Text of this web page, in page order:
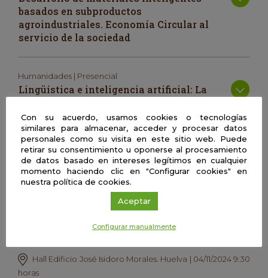
basados en subproductos
agroindustriales. Economía Circular al
servicio de la sociedad
Humanidades | Presencial
Lingüística e inteligencia artificial: La
Física | Presencial
Simulación molecular
¿Por qué algunos chicos y chicas ejercen
trabajarlo desde la psicología?
Hall Edificio José Isidoro Morales. Huelva | 04/11/2024 9:30
horas
Con su acuerdo, usamos cookies o tecnologías
similares para almacenar, acceder y procesar datos
personales como su visita en este sitio web. Puede
retirar su consentimiento u oponerse al procesamiento
de datos basado en intereses legítimos en cualquier
momento haciendo clic en "Configurar cookies" en
nuestra política de cookies.
Aceptar
Configurar manualmente